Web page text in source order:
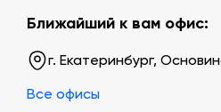
Ближайший к вам офис:
г. Екатеринбург,
Все офисы